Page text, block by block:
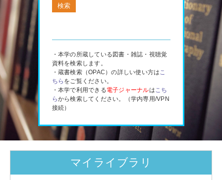
・本学の所蔵している図書・雑誌・視聴覚
資料を検索します。
・蔵書検索（OPAC）の詳しい使い方はこ
ちら をご覧ください。
・本学で利用できる電子ジャーナルはこち
らから検索してください。（学内専用/VPN
接続）
マイライブラリ